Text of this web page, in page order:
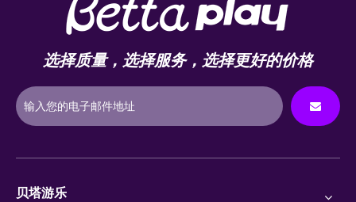
选择质量，选择服务，选择更好的价格
贝塔游乐